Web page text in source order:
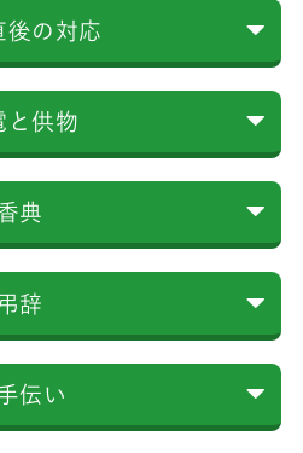
後の対応
と供物
典
弔辞
伝い